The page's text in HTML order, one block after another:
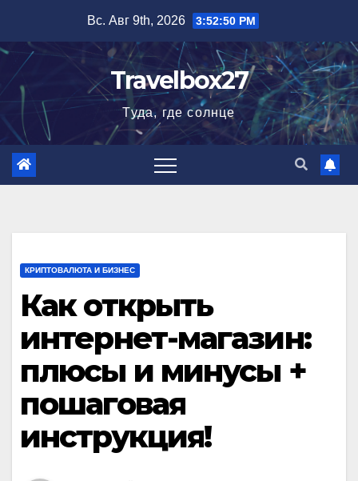
содержимому
Вс. Авг 9th, 2026 3:52:51 PM
Travelbox27
Туда, где солнце
КРИПТОВАЛЮТА И БИЗНЕС
Как открыть
интернет-магазин:
плюсы и минусы +
пошаговая
инструкция!